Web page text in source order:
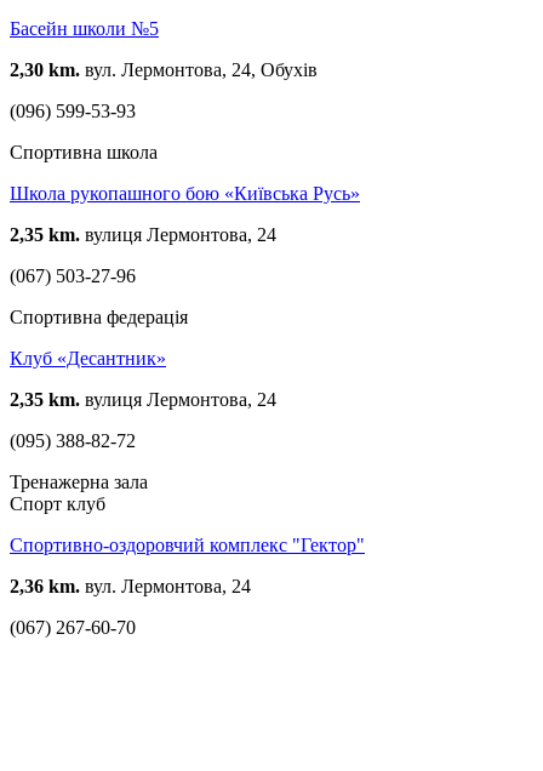
Басейн школи №5
2,30 km. вул. Лермонтова, 24, Обухів
(096) 599-53-93
Спортивна школа
Школа рукопашного бою «Київська Русь»
2,35 km. вулиця Лермонтова, 24
(067) 503-27-96
Спортивна федерація
Клуб «Десантник»
2,35 km. вулиця Лермонтова, 24
(095) 388-82-72
Тренажерна зала
Спорт клуб
Спортивно-оздоровчий комплекс "Гектор"
2,36 km. вул. Лермонтова, 24
(067) 267-60-70